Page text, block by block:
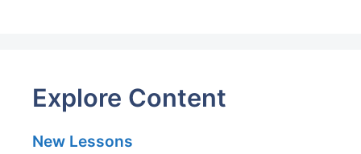
Explore Content
New Lessons